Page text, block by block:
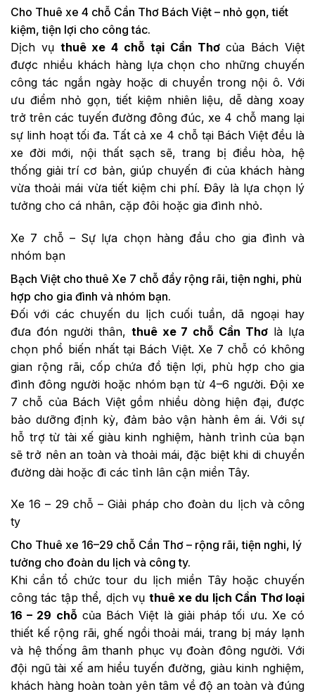
Cho Thuê xe 4 chỗ Cần Thơ Bách Việt – nhỏ gọn, tiết
kiệm, tiện lợi cho công tác.
Dịch vụ thuê xe 4 chỗ tại Cần Thơcủa Bách Việt
được nhiều khách hàng lựa chọn cho những chuyến
công tác ngắn ngày hoặc di chuyển trong nội ô. Với
ưu điểm nhỏ gọn, tiết kiệm nhiên liệu, dễ dàng xoay
trở trên các tuyến đường đông đúc, xe 4 chỗ mang lại
sự linh hoạt tối đa. Tất cả xe 4 chỗ tại Bách Việt đều là
xe đời mới, nội thất sạch sẽ, trang bị điều hòa, hệ
thống giải trí cơ bản, giúp chuyến đi của khách hàng
vừa thoải mái vừa tiết kiệm chi phí. Đây là lựa chọn lý
tưởng cho cá nhân, cặp đôi hoặc gia đình nhỏ.
Xe 7 chỗ – Sự lựa chọn hàng đầu cho gia đình và
nhóm bạn
Bạch Việt cho thuê Xe 7 chỗ đầy rộng rãi, tiện nghi, phù
hợp cho gia đình và nhóm bạn.
Đối với các chuyến du lịch cuối tuần, dã ngoại hay
đưa đón người thân, thuê xe 7 chỗ Cần Thơ là lựa
chọn phổ biến nhất tại Bách Việt. Xe 7 chỗ có không
gian rộng rãi, cốp chứa đồ tiện lợi, phù hợp cho gia
đình đông người hoặc nhóm bạn từ 4–6 người. Đội xe
7 chỗ của Bách Việt gồm nhiều dòng hiện đại, được
bảo dưỡng định kỳ, đảm bảo vận hành êm ái. Với sự
hỗ trợ từ tài xế giàu kinh nghiệm, hành trình của bạn
sẽ trở nên an toàn và thoải mái, đặc biệt khi di chuyển
đường dài hoặc đi các tỉnh lân cận miền Tây.
Xe 16 – 29 chỗ – Giải pháp cho đoàn du lịch và công
ty
Cho Thuê xe 16–29 chỗ Cần Thơ – rộng rãi, tiện nghi, lý
tưởng cho đoàn du lịch và công ty.
Khi cần tổ chức tour du lịch miền Tây hoặc chuyến
công tác tập thể, dịch vụ thuê xe du lịch Cần Thơ loại
16 – 29 chỗcủa Bách Việt là giải pháp tối ưu. Xe có
thiết kế rộng rãi, ghế ngồi thoải mái, trang bị máy lạnh
và hệ thống âm thanh phục vụ đoàn đông người. Với
đội ngũ tài xế am hiểu tuyến đường, giàu kinh nghiệm,
khách hàng hoàn toàn yên tâm về độ an toàn và đúng